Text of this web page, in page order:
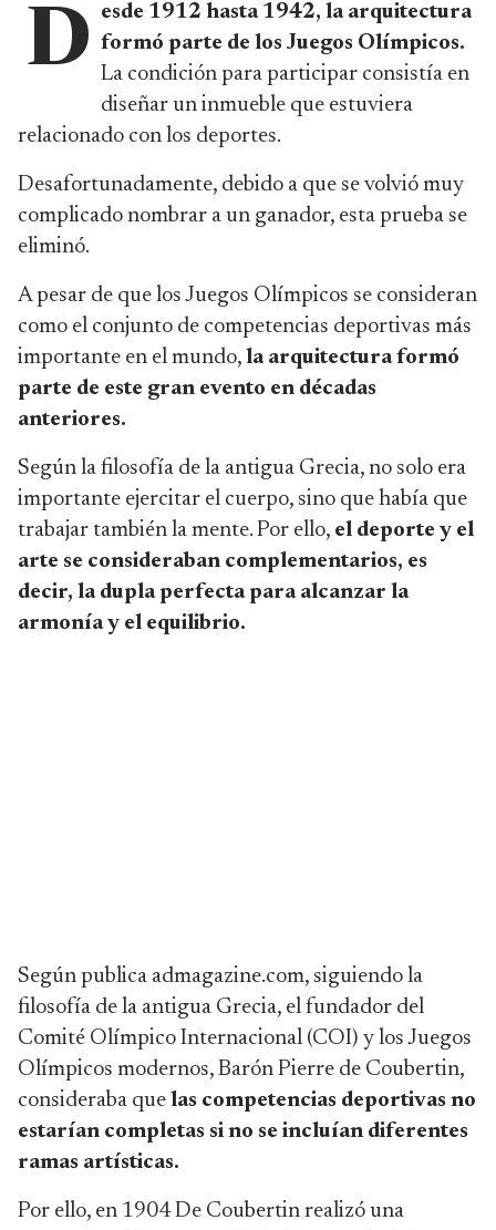
D esde 1912 hasta 1942, la arquitectura
formó parte de los Juegos Olímpicos.
La condición para participar consistía en
diseñar un inmueble que estuviera
relacionado con los deportes.
Desafortunadamente, debido a que se volvió muy
complicado nombrar a un ganador, esta prueba se
eliminó.
A pesar de que los Juegos Olímpicos se consideran
como el conjunto de competencias deportivas más
importante en el mundo, la arquitectura formó
parte de este gran evento en décadas
anteriores.
Según la filosofía de la antigua Grecia, no solo era
importante ejercitar el cuerpo, sino que había que
trabajar también la mente. Por ello, el deporte y el
arte se consideraban complementarios, es
decir, la dupla perfecta para alcanzar la
armonía y el equilibrio.
Según publica admagazine.com, siguiendo la
filosofía de la antigua Grecia, el fundador del
Comité Olímpico Internacional (COI) y los Juegos
Olímpicos modernos, Barón Pierre de Coubertin,
consideraba que las competencias deportivas no
estarían completas si no se incluían diferentes
ramas artísticas.
Por ello, en 1904 De Coubertin realizó una